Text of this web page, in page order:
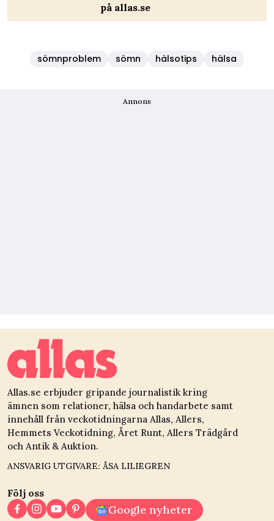
på allas.se
sömnproblem sömn hälsotips hälsa
Annons
Allas.se erbjuder gripande journalistik kring
ämnen som relationer, hälsa och handarbete samt
innehåll från veckotidningarna Allas, Allers,
Hemmets Veckotidning, Året Runt, Allers Trädgård
och Antik & Auktion.
ANSVARIG UTGIVARE: ÅSA LILIEGREN
Följ oss
Google nyheter